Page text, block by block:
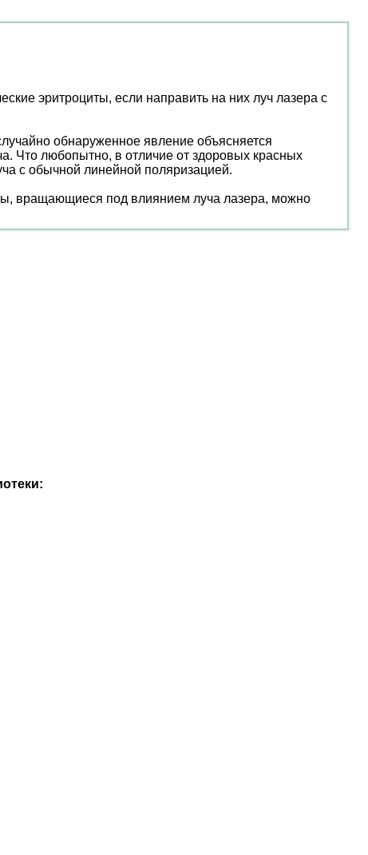
эритроциты, если направить на них луч лазера с
обнаруженное явление объясняется
Что любопытно, в отличие от здоровых красных
с обычной линейной поляризацией.
вращающиеся под влиянием луча лазера, можно